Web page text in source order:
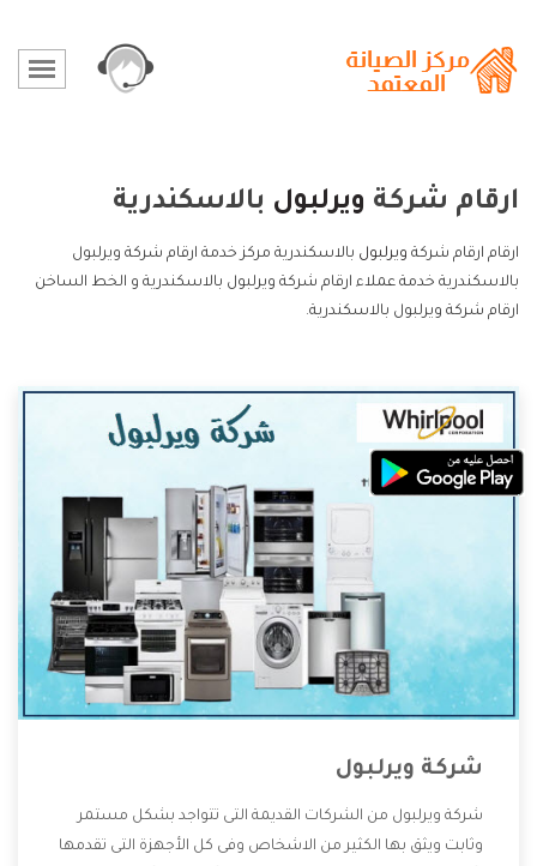
ارقام شركة ويرلبول بالاسكندرية
ارقام ارقام شركة ويرلبول بالاسكندرية مركز خدمة ارقام شركة ويرلبول
بالاسكندرية خدمة عملاء ارقام شركة ويرلبول بالاسكندرية و الخط الساخن
ارقام شركة ويرلبول بالاسكندرية.
شركة ويرلبول
شركة ويرلبول من الشركات القديمة التى تتواجد بشكل مستمر
وثابت ويثق بها الكثير من الاشخاص وفى كل الأجهزة التى تقدمها